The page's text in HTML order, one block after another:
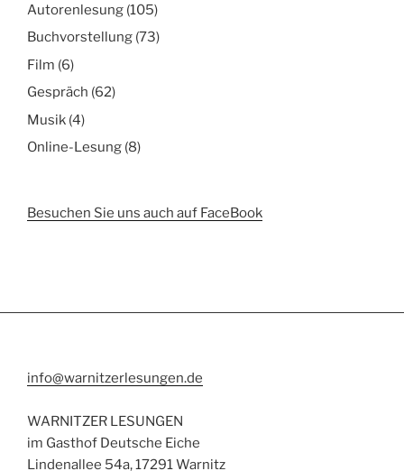
Autorenlesung (105)
Buchvorstellung (73)
Film (6)
Gespräch (62)
Musik (4)
Online-Lesung (8)
Besuchen Sie uns auch auf FaceBook
info@warnitzerlesungen.de
WARNITZER LESUNGEN
im Gasthof Deutsche Eiche
Lindenallee 54a, 17291 Warnitz